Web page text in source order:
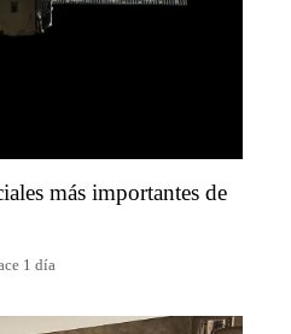
más importantes de
1 día